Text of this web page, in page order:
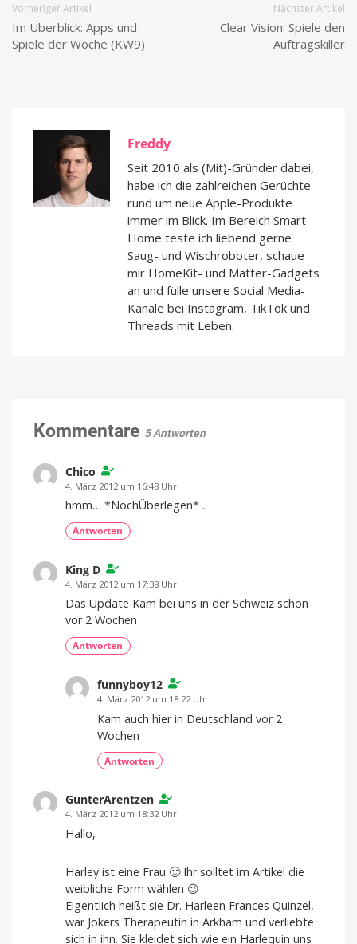
Vorheriger Artikel
Im Überblick: Apps und
Spiele der Woche (KW9)
Nächster Artikel
Clear Vision: Spiele den
Auftragskiller
Freddy
Seit 2010 als (Mit)-Gründer dabei,
habe ich die zahlreichen Gerüchte
rund um neue Apple-Produkte
immer im Blick. Im Bereich Smart
Home teste ich liebend gerne
Saug- und Wischroboter, schaue
mir HomeKit- und Matter-Gadgets
an und fülle unsere Social Media-
Kanäle bei Instagram, TikTok und
Threads mit Leben.
Kommentare 5 Antworten
Chico
4. März 2012 um 16:48 Uhr
hmm… *NochÜberlegen* ..
Antworten
King D
4. März 2012 um 17:38 Uhr
Das Update Kam bei uns in der Schweiz schon
vor 2 Wochen
Antworten
funnyboy12
4. März 2012 um 18:22 Uhr
Kam auch hier in Deutschland vor 2
Wochen
Antworten
GunterArentzen
4. März 2012 um 18:32 Uhr
Hallo,
Harley ist eine Frau 🙂 Ihr solltet im Artikel die
weibliche Form wählen 😉
Eigentlich heißt sie Dr. Harleen Frances Quinzel,
war Jokers Therapeutin in Arkham und verliebte
sich in ihn. Sie kleidet sich wie ein Harlequin uns